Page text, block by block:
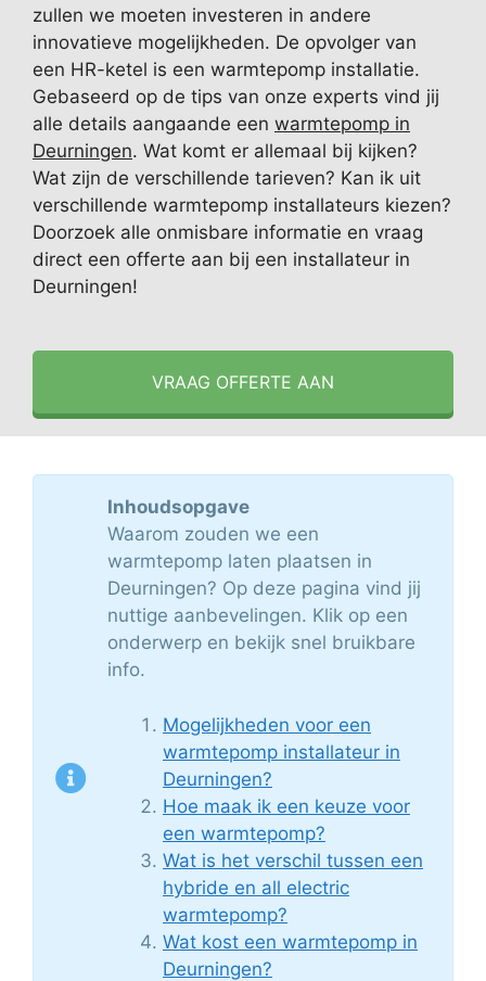
zullen we moeten investeren in andere
innovatieve mogelijkheden. De opvolger van
een HR-ketel is een warmtepomp installatie.
Gebaseerd op de tips van onze experts vind jij
alle details aangaande een warmtepomp in
Deurningen. Wat komt er allemaal bij kijken?
Wat zijn de verschillende tarieven? Kan ik uit
verschillende warmtepomp installateurs kiezen?
Doorzoek alle onmisbare informatie en vraag
direct een offerte aan bij een installateur in
Deurningen!
VRAAG OFFERTE AAN
Inhoudsopgave
Waarom zouden we een
warmtepomp laten plaatsen in
Deurningen? Op deze pagina vind jij
nuttige aanbevelingen. Klik op een
onderwerp en bekijk snel bruikbare
info.
Mogelijkheden voor een
warmtepomp installateur in
Deurningen?
Hoe maak ik een keuze voor
een warmtepomp?
Wat is het verschil tussen een
hybride en all electric
warmtepomp?
Wat kost een warmtepomp in
Deurningen?